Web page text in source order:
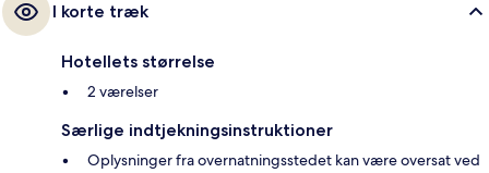
I korte træk
Hotellets størrelse
2 værelser
Særlige indtjekningsinstruktioner
Oplysninger fra overnatningsstedet kan være oversat ved